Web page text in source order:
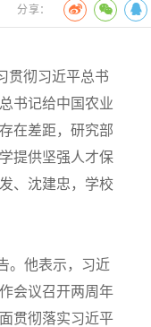
分享：
贯彻习近平总书
书记给中国农业
在差距，研究部
提供坚强人才保
、沈建忠，学校
。他表示，习近
会议召开两周年
贯彻落实习近平